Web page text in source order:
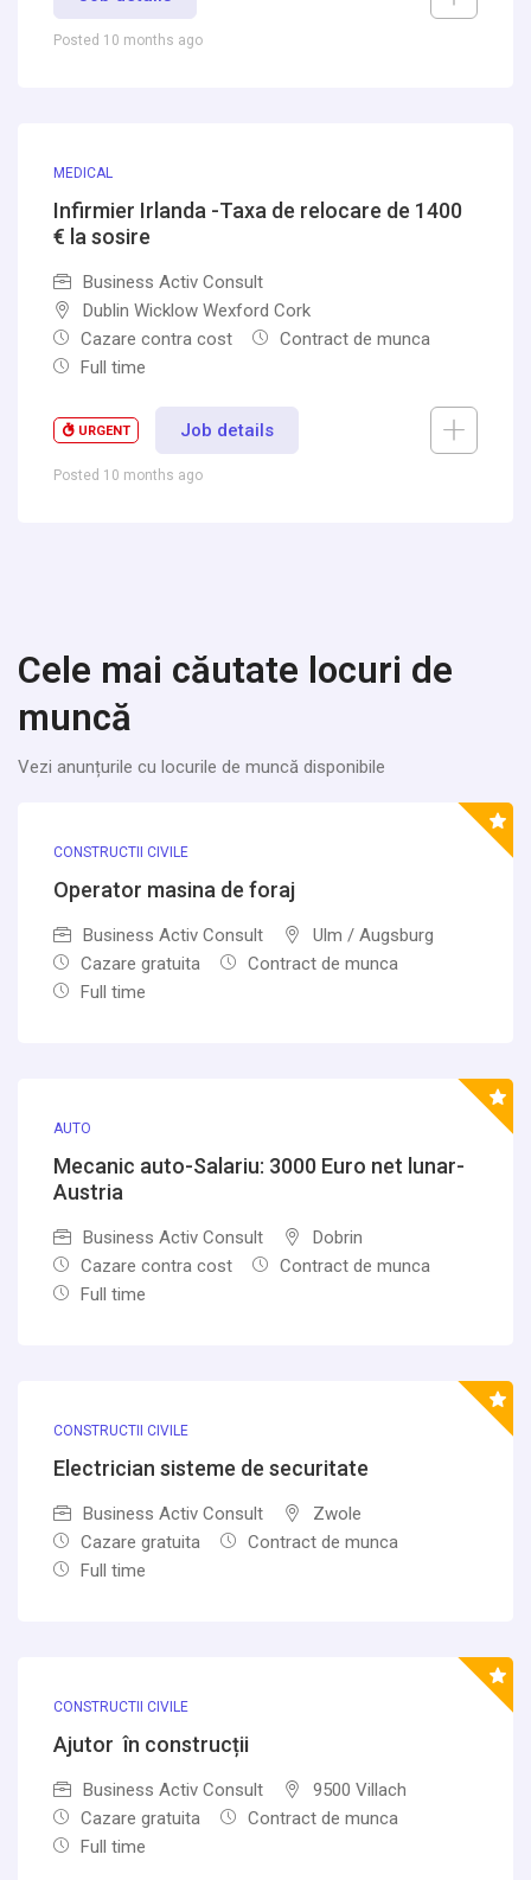
Posted 10 months ago
MEDICAL
Infirmier Irlanda -Taxa de relocare de 1400
€ la sosire
Business Activ Consult
Dublin Wicklow Wexford Cork
Cazare contra cost
Contract de munca
Full time
URGENT Job details
Posted 10 months ago
Cele mai căutate locuri de
muncă
Vezi anunțurile cu locurile de muncă disponibile
CONSTRUCTII CIVILE
Operator masina de foraj
Business Activ Consult
Ulm / Augsburg
Cazare gratuita
Contract de munca
Full time
AUTO
Mecanic auto-Salariu: 3000 Euro net lunar-
Austria
Business Activ Consult
Dobrin
Cazare contra cost
Contract de munca
Full time
CONSTRUCTII CIVILE
Electrician sisteme de securitate
Business Activ Consult
Zwole
Cazare gratuita
Contract de munca
Full time
CONSTRUCTII CIVILE
Ajutor în construcții
Business Activ Consult
9500 Villach
Cazare gratuita
Contract de munca
Full time